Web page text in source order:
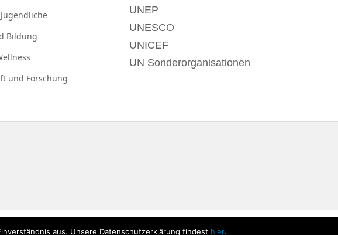
Jugendliche
Bildung
und Forschung
UNEP
UNESCO
UNICEF
UN Sonderorganisationen
aus. Unsere Datenschutzerklärung findest hier.